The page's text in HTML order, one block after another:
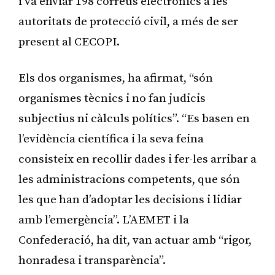
autoritats de protecció civil, a més de ser
present al CECOPI.
Els dos organismes, ha afirmat, “són
organismes tècnics i no fan judicis
subjectius ni càlculs polítics”. “Es basen en
l’evidència científica i la seva feina
consisteix en recollir dades i fer-les arribar a
les administracions competents, que són
les que han d’adoptar les decisions i lidiar
amb l’emergència”. L’AEMET i la
Confederació, ha dit, van actuar amb “rigor,
honradesa i transparència”.